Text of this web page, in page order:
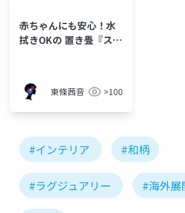
赤ちゃんにも安心！水
拭きOKの 置き畳『スカ
東條茜音 >100
#インテリア #和柄
#ラグジュアリー #海外展